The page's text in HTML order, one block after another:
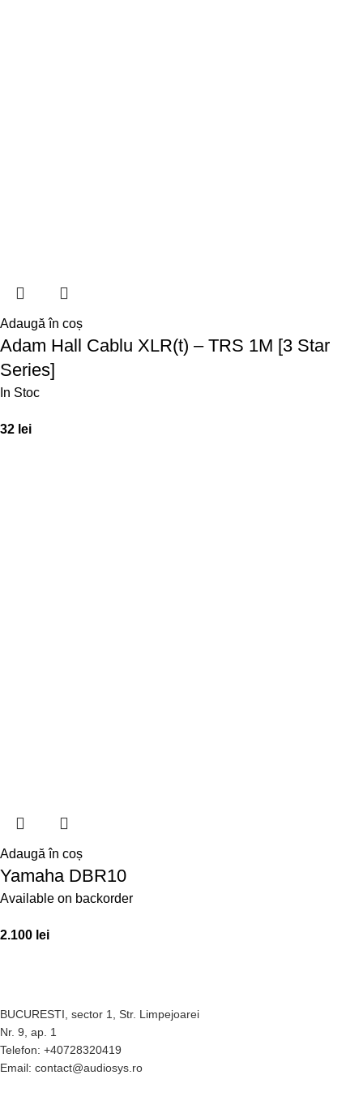
Adaugă în coș
Adam Hall Cablu XLR(t) – TRS 1M [3 Star
Series]
In Stoc
32 lei
Adaugă în coș
Yamaha DBR10
Available on backorder
2.100 lei
BUCURESTI, sector 1, Str. Limpejoarei
Nr. 9, ap. 1
Telefon: +40728320419
Email: contact@audiosys.ro